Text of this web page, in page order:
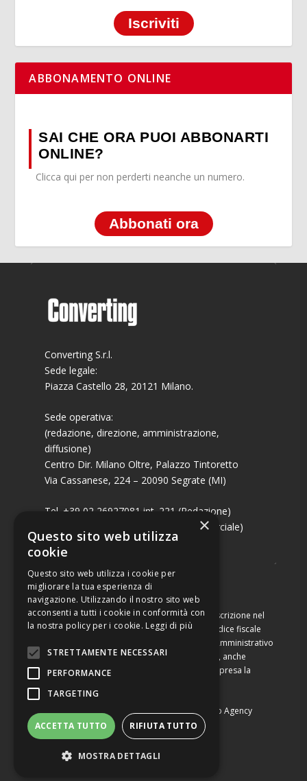
Iscriviti
ABBONAMENTO ONLINE
SAI CHE ORA PUOI ABBONARTI
ONLINE?
Clicca qui per non perderti neanche un numero.
Abbonati ora
Converting S.r.l.
Sede legale:
Piazza Castello 28, 20121 Milano.
Sede operativa:
(redazione, direzione, amministrazione,
diffusione)
Centro Dir. Milano Oltre, Palazzo Tintoretto
Via Cassanese, 224 – 20090 Segrate (MI)
Tel. +39 02 26927081 int. 221 (Redazione)
Tel. +39 02 26927081 int. 224 (Commerciale)
Fax +39 02 26951006
Capitale sociale di Euro 10.000,00 – Numero di iscrizione nel
Registro delle Imprese di Milano, partita Iva e codice fiscale
09460990964, iscritta al Repertorio Economico Amministrativo
di Milano al n. 2091710. È vietata la riproduzione, anche
parziale, dei contenuti con qualsiasi mezzo, compresa la
Copyright © Converting srl |Privacy Policy| Web Agency
×
Questo sito web utilizza
cookie
Questo sito web utilizza i cookie per
migliorare la tua esperienza di
navigazione. Utilizzando il nostro sito web
acconsenti a tutti i cookie in conformità con
la nostra policy per i cookie. Leggi di più
STRETTAMENTE NECESSARI
PERFORMANCE
TARGETING
ACCETTA TUTTO RIFIUTA TUTTO
MOSTRA DETTAGLI